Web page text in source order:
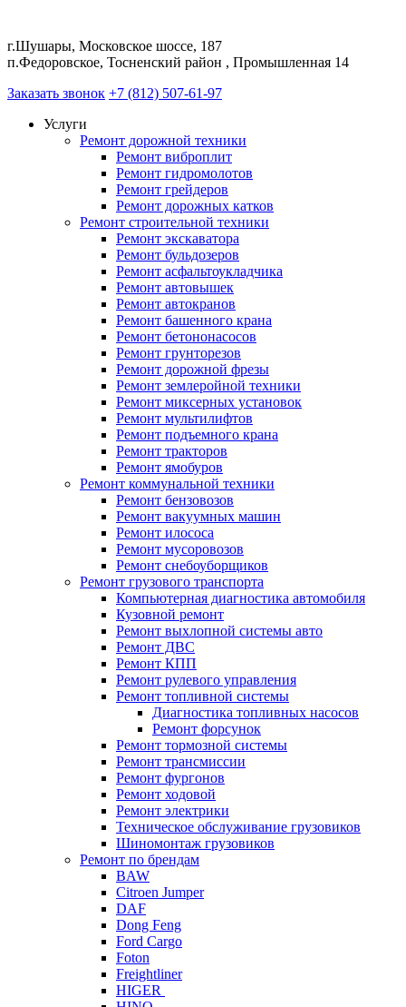
г.Шушары, Московское шоссе, 187
п.Федоровское, Тосненский район , Промышленная 14
Заказать звонок +7 (812) 507-61-97
Услуги
Ремонт дорожной техники
Ремонт виброплит
Ремонт гидромолотов
Ремонт грейдеров
Ремонт дорожных катков
Ремонт строительной техники
Ремонт экскаватора
Ремонт бульдозеров
Ремонт асфальтоукладчика
Ремонт автовышек
Ремонт автокранов
Ремонт башенного крана
Ремонт бетононасосов
Ремонт грунторезов
Ремонт дорожной фрезы
Ремонт землеройной техники
Ремонт миксерных установок
Ремонт мультилифтов
Ремонт подъемного крана
Ремонт тракторов
Ремонт ямобуров
Ремонт коммунальной техники
Ремонт бензовозов
Ремонт вакуумных машин
Ремонт илососа
Ремонт мусоровозов
Ремонт снебоуборщиков
Ремонт грузового транспорта
Компьютерная диагностика автомобиля
Кузовной ремонт
Ремонт выхлопной системы авто
Ремонт ДВС
Ремонт КПП
Ремонт рулевого управления
Ремонт топливной системы
Диагностика топливных насосов
Ремонт форсунок
Ремонт тормозной системы
Ремонт трансмиссии
Ремонт фургонов
Ремонт ходовой
Ремонт электрики
Техническое обслуживание грузовиков
Шиномонтаж грузовиков
Ремонт по брендам
BAW
Citroen Jumper
DAF
Dong Feng
Ford Cargo
Foton
Freightliner
HIGER